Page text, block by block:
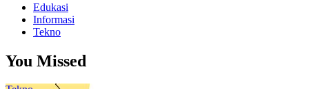
Edukasi
Informasi
Tekno
You Missed